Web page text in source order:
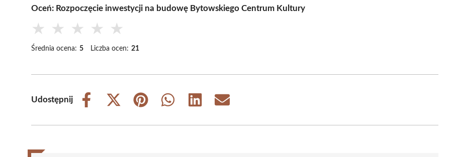
Oceń: Rozpoczęcie inwestycji na budowę Bytowskiego Centrum Kultury
★ ★ ★ ★ ★
Średnia ocena: 5 Liczba ocen: 21
Udostępnij
Share
Share
(Twitter)
Share
Share
Share
Share